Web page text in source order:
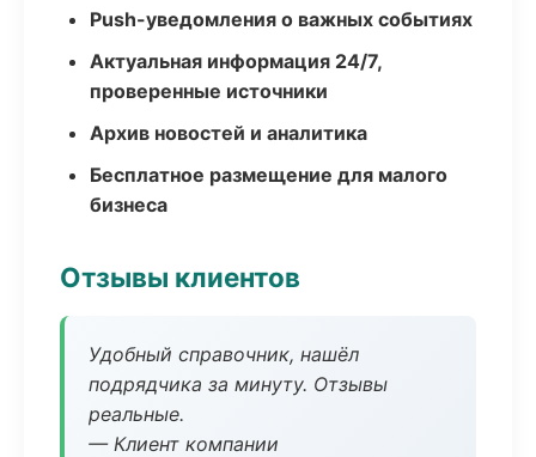
Push-уведомления о важных событиях
Актуальная информация 24/7,
проверенные источники
Архив новостей и аналитика
Бесплатное размещение для малого
бизнеса
Отзывы клиентов
Удобный справочник, нашёл
подрядчика за минуту. Отзывы
реальные.
— Клиент компании